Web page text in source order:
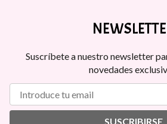
Suscríbete a nuestro newsletter
novedades
SUSCRIBIRSE